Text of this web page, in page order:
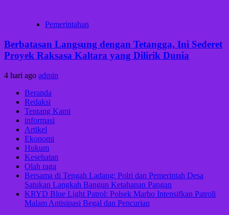
Pemerintahan
Berbatasan Langsung dengan Tetangga, Ini Sederet
Proyek Raksasa Kaltara yang Dilirik Dunia
4 hari ago admin
Beranda
Redaksi
Tentang Kami
informasi
Artikel
Ekonomi
Hukum
Kesehatan
Olah raga
Bersama di Tengah Ladang: Polri dan Pemerintah Desa
Satukan Langkah Bangun Ketahanan Pangan
KRYD Blue Light Patrol: Polsek Marbo Intensifkan Patroli
Malam Antisipasi Begal dan Pencurian